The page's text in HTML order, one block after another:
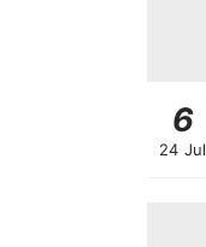
6
24 Jul